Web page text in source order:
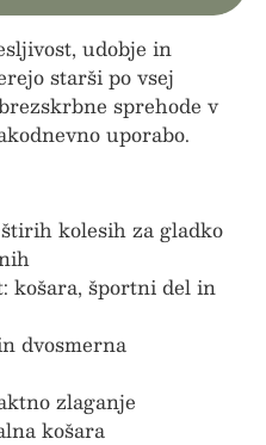
udobje in
starši po vsej
sprehode v
uporabo.
kolesih za gladko
košara, športni del in
dvosmerna
zlaganje
košara